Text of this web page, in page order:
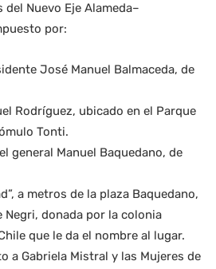
Nuevo Eje Alameda–
por:
José Manuel Balmaceda, de
Rodríguez, ubicado en el Parque
Tonti.
general Manuel Baquedano, de
a metros de la plaza Baquedano,
donada por la colonia
que le da el nombre al lugar.
a Gabriela Mistral y las Mujeres de